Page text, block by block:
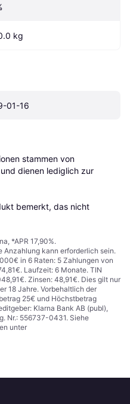
kg
01-16
stammen von
dienen lediglich zur
bemerkt, das nicht
*APR 17,90%.
Anzahlung kann erforderlich sein.
in 6 Raten: 5 Zahlungen von
Laufzeit: 6 Monate. TIN
Zinsen: 48,91€. Dies gilt nur
18 Jahre. Vorbehaltlich der
25€ und Höchstbetrag
Klarna Bank AB (publ),
Nr.: 556737-0431. Siehe
unter